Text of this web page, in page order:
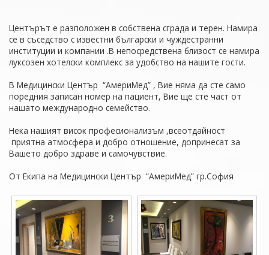
Центърът е разположен в собствена сграда и терен. Намира
се в съседство с известни български и чуждестранни
институции и компании .В непосредствена близост се намира
луксозен хотелски комплекс за удобство на нашите гости.
В Медицински Център “АмериМед” , Вие няма да сте само
поредния записан номер на пациент, Вие ще сте част от
нашато международно семейство.
Нека нашият висок професионализъм ,всеотдайност
приятна атмосфера и добро отношение, допринесат за
Вашето добро здраве и самочувствие.
От Екипа на Медицински Център “АмериМед” гр.София